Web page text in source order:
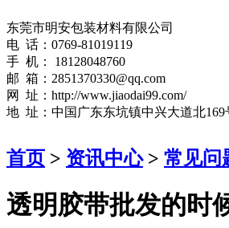
东莞市明安包装材料有限公司
电 话：0769-81019119
手 机： 18128048760
邮 箱：2851370330@qq.com
网 址：http://www.jiaodai99.com/
地 址：中国广东东坑镇中兴大道北169
首页 > 资讯中心> 常见问
透明胶带批发的时